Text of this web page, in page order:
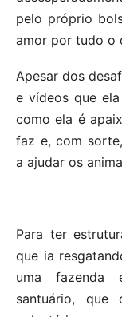
pelo próprio
amor por tudo o
Apesar dos
e vídeos que
como ela é
faz e, com
a ajudar os
Para ter
que ia
uma fazenda
santuário,